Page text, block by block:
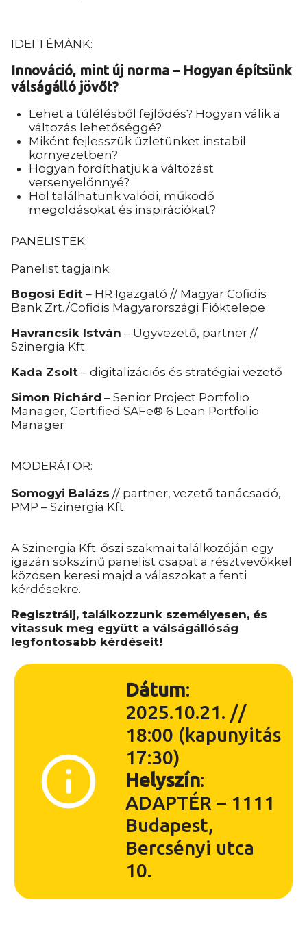
IDEI TÉMÁNK:
Innováció, mint új norma – Hogyan építsünk
válságálló jövőt?
Lehet a túlélésből fejlődés? Hogyan válik a
változás lehetőséggé?
Miként fejlesszük üzletünket instabil
környezetben?
Hogyan fordíthatjuk a változást
versenyelőnnyé?
Hol találhatunk valódi, működő
megoldásokat és inspirációkat?
PANELISTEK:
Panelist tagjaink:
Bogosi Edit – HR Igazgató // Magyar Cofidis
Bank Zrt./Cofidis Magyarországi Fióktelepe
Havrancsik István – Ügyvezető, partner //
Szinergia Kft.
Kada Zsolt – digitalizációs és stratégiai vezető
Simon Richárd – Senior Project Portfolio
Manager, Certified SAFe® 6 Lean Portfolio
Manager
MODERÁTOR:
Somogyi Balázs // partner, vezető tanácsadó,
PMP – Szinergia Kft.
A Szinergia Kft. őszi szakmai találkozóján egy
igazán sokszínű panelist csapat a résztvevőkkel
közösen keresi majd a válaszokat a fenti
kérdésekre.
Regisztrálj, találkozzunk személyesen, és
vitassuk meg együtt a válságállóság
legfontosabb kérdéseit!
Dátum:
2025.10.21. //
18:00 (kapunyitás
17:30)
Helyszín:
ADAPTÉR – 1111
Budapest,
Bercsényi utca
10.